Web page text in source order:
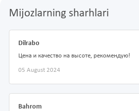
Mijozlarning sharhlari
Dilrabo
Цена и качество на высоте, рекомендую!
05 August 2024
Bahrom